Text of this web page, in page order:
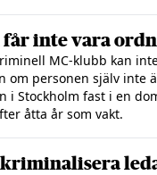
får inte vara
MC-klubb kan
om personen själv inte
i Stockholm fast i en
åtta år som vakt.